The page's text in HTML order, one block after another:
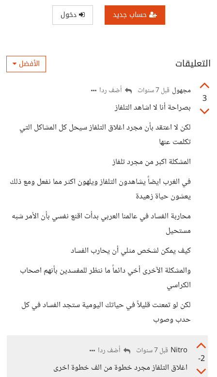
حساب جديد دخول
التعليقات الأفضل
3
مجهول قبل 7 سنوات أضف ردا
بصراحة أنا لا اشاهد التلفاز
لكن لا اعتقد بأن مجرد اغلاق التلفاز سيحل كل المشاكل التي
تكلمت عنها
المشكلة اكبر من مجرد تلفاز
في الغرب ايضاً يشاهدون التلفاز ويلهون اكثر مما نفعل ومع ذلك
يعشون حياة زهيدة
محاربة الفساد في عالمنا العربي بدأت اقنع نفسي بأن الأمر شبه
مستحيل
كيف يمكن لشخص مثلي أن يحارب الفساد
والمشكلة الآخرى أخي دائماً ما ننظر للمفسدين بأنهم اصحاب
الكراسي
لكن لو تمعنت قليلاً في حياتك اليومية ستجد الفساد في كل
حدب وصوب
-2
Nitro قبل 7 سنوات أضف ردا
اغلاق التلفاز مجرد خطوة من الف خطوة اخرى